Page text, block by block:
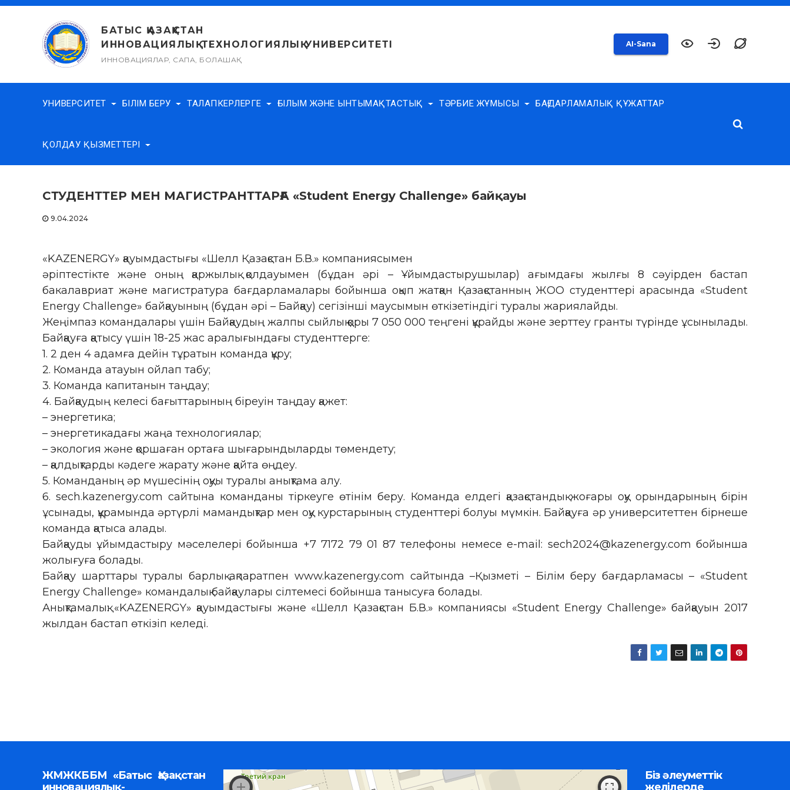
Skip
БАТЫС ҚАЗАҚСТАН
ИННОВАЦИЯЛЫҚ-ТЕХНОЛОГИЯЛЫҚ УНИВЕРСИТЕТІ
ИННОВАЦИЯЛАР, САПА, БОЛАШАҚ
AI-Sana
УНИВЕРСИТЕТ БІЛІМ БЕРУ ТАЛАПКЕРЛЕРГЕ ҒЫЛЫМ ЖӘНЕ ЫНТЫМАҚТАСТЫҚ ТӘРБИЕ ЖҰМЫСЫ БАҒДАРЛАМАЛЫҚ ҚҰЖАТТАР
ҚОЛДАУ ҚЫЗМЕТТЕРІ
СТУДЕНТТЕР МЕН МАГИСТРАНТТАРҒА «Student Energy Challenge» байқауы
9.04.2024
«KAZENERGY» қауымдастығы «Шелл Қазақстан Б.В.» компаниясымен
әріптестікте және оның қаржылық қолдауымен (бұдан әрі – Ұйымдастырушылар) ағымдағы жылғы 8 сәуірден бастап
бакалавриат және магистратура бағдарламалары бойынша оқып жатқан Қазақстанның ЖОО студенттері арасында «Student
Energy Challenge» байқауының (бұдан әрі – Байқау) сегізінші маусымын өткізетіндігі туралы жариялайды.
Жеңімпаз командалары үшін Байқаудың жалпы сыйлық қоры 7 050 000 теңгені құрайды және зерттеу гранты түрінде ұсынылады.
Байқауға қатысу үшін 18-25 жас аралығындағы студенттерге:
1. 2 ден 4 адамға дейін тұратын команда құру;
2. Команда атауын ойлап табу;
3. Команда капитанын таңдау;
4. Байқаудың келесі бағыттарының біреуін таңдау қажет:
– энергетика;
– энергетикадағы жаңа технологиялар;
– экология және қоршаған ортаға шығарындыларды төмендету;
– қалдықтарды кәдеге жарату және қайта өңдеу.
5. Команданың әр мүшесінің оқуы туралы анықтама алу.
6. sech.kazenergy.com сайтына команданы тіркеуге өтінім беру. Команда елдегі қазақстандық жоғары оқу орындарының бірін
ұсынады, құрамында әртүрлі мамандықтар мен оқу курстарының студенттері болуы мүмкін. Байқауға әр университеттен бірнеше
команда қатыса алады.
Байқауды ұйымдастыру мәселелері бойынша +7 7172 79 01 87 телефоны немесе e-mail: sech2024@kazenergy.com бойынша
жолығуға болады.
Байқау шарттары туралы барлық ақпаратпен www.kazenergy.com сайтында –Қызметі – Білім беру бағдарламасы – «Student
Energy Challenge» командалық байқаулары сілтемесі бойынша танысуға болады.
Анықтамалық: «KAZENERGY» қауымдастығы және «Шелл Қазақстан Б.В.» компаниясы «Student Energy Challenge» байқауын 2017
жылдан бастап өткізіп келеді.
ЖМЖКББМ «Батыс Қазақстан
инновациялық-
Біз әлеуметтік
желілерде